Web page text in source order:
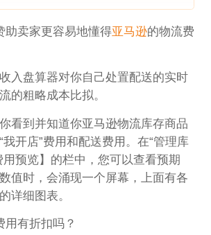
助卖家更容易地懂得亚马逊的物流费
入盘算器对你自己处置配送的实时
的粗略成本比拟。
看到并知道你亚马逊物流库存商品
开店”费用和配送费用。在“管理库
用预览】的栏中，您可以查看预期
值时，会涌现一个屏幕，上面有各
详细图表。
用有折扣吗？